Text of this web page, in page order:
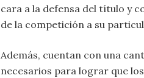
cara a la defensa del título y
de la competición a su
Además, cuentan con una
necesarios para lograr que